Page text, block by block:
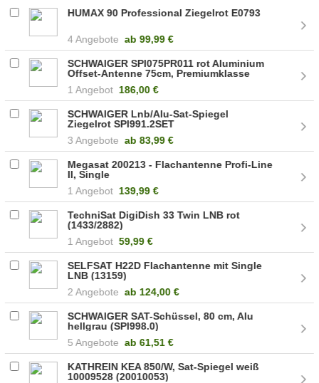
HUMAX 90 Professional Ziegelrot E0793
4 Angebote ab 99,99 €
SCHWAIGER SPI075PR011 rot Aluminium
Offset-Antenne 75cm, Premiumklasse
1 Angebot 186,00 €
SCHWAIGER Lnb/Alu-Sat-Spiegel
Ziegelrot SPI991.2SET
3 Angebote ab 83,99 €
Megasat 200213 - Flachantenne Profi-Line
II, Single
1 Angebot 139,99 €
TechniSat DigiDish 33 Twin LNB rot
(1433/2882)
1 Angebot 59,99 €
SELFSAT H22D Flachantenne mit Single
LNB (13159)
2 Angebote ab 124,00 €
SCHWAIGER SAT-Schüssel, 80 cm, Alu
hellgrau (SPI998.0)
5 Angebote ab 61,51 €
KATHREIN KEA 850/W, Sat-Spiegel weiß
10009528 (20010053)